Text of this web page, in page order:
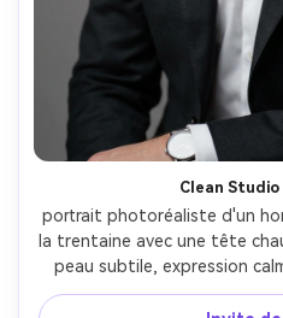
Clean
portrait photoréaliste d'un
la trentaine avec une tête
peau subtile, expression
charbon de bois et d'une